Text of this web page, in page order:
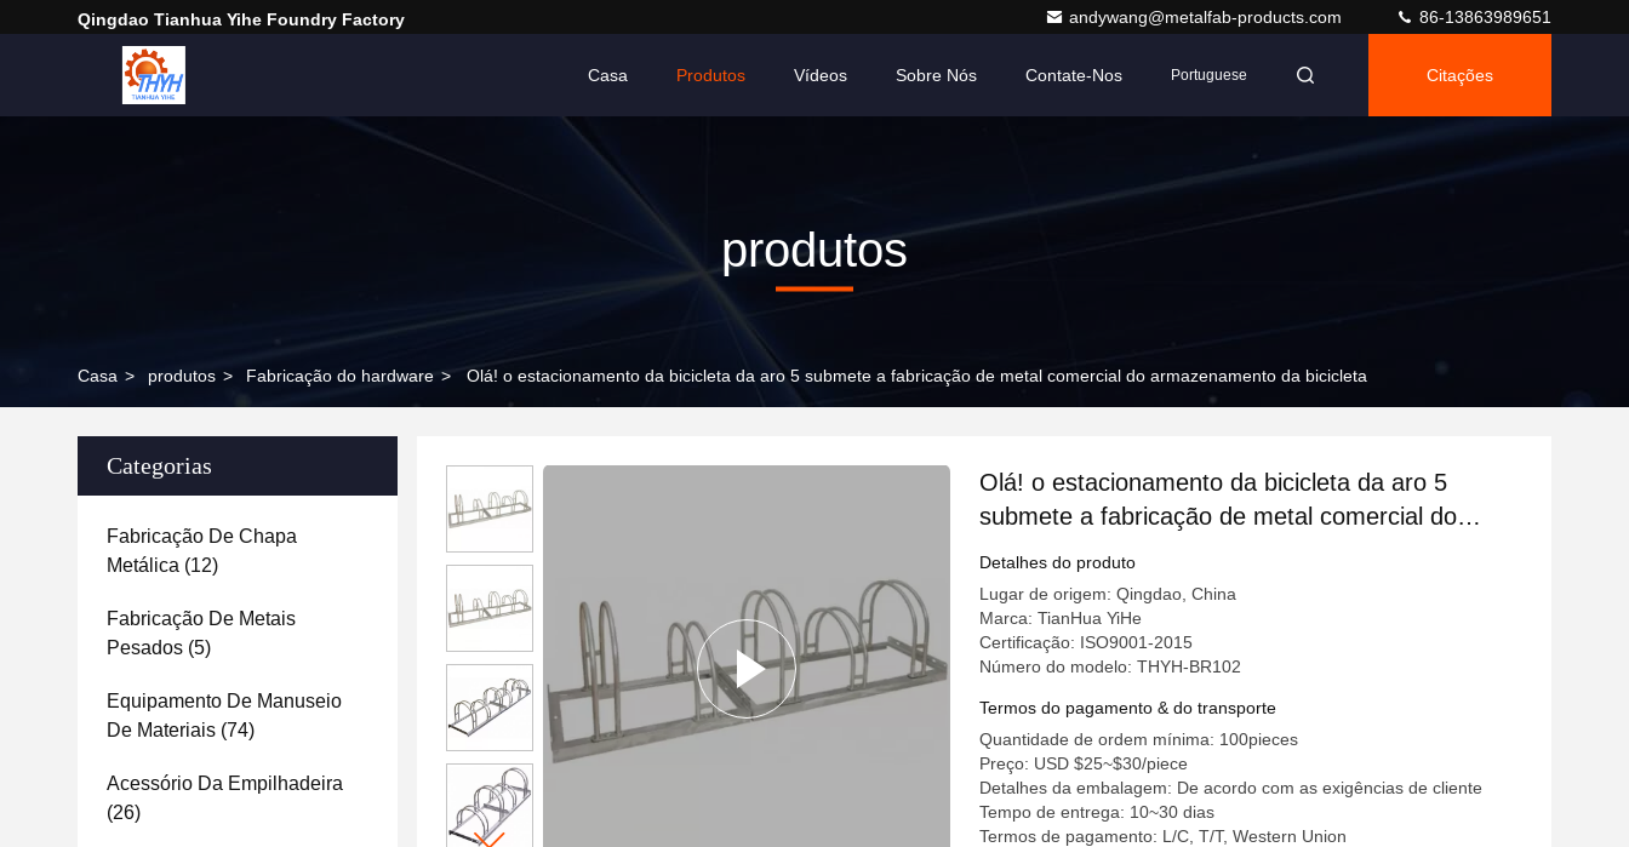
Qingdao Tianhua Yihe Foundry Factory andywang@metalfab-products.com 86-13863989651
Casa Produtos Vídeos Sobre Nós Contate-Nos Portuguese Citações
produtos
Casa > produtos > Fabricação do hardware > Olá! o estacionamento da bicicleta da aro 5 submete a fabricação de metal comercial do armazenamento da bicicleta
Categorias
Fabricação De Chapa
Metálica (12)
Fabricação De Metais
Pesados (5)
Equipamento De Manuseio
De Materiais (74)
Acessório Da Empilhadeira
(26)
Olá! o estacionamento da bicicleta da aro 5
submete a fabricação de metal comercial do
armazenamento da bicicleta
Detalhes do produto
Lugar de origem: Qingdao, China
Marca: TianHua YiHe
Certificação: ISO9001-2015
Número do modelo: THYH-BR102
Termos do pagamento & do transporte
Quantidade de ordem mínima: 100pieces
Preço: USD $25~$30/piece
Detalhes da embalagem: De acordo com as exigências de cliente
Tempo de entrega: 10~30 dias
Termos de pagamento: L/C, T/T, Western Union